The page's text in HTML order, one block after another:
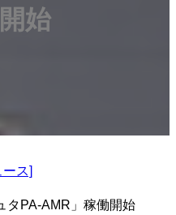
始
ス]
タPA-AMR」稼働開始